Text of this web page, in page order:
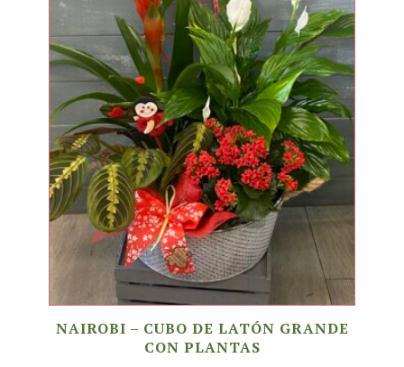
NAIROBI – CUBO DE LATÓN GRANDE
CON PLANTAS